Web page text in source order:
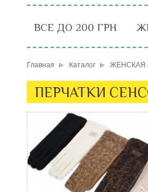
ВСЕ ДО 200 ГРН
Главная Каталог ЖЕНСКАЯ
ПЕРЧАТКИ